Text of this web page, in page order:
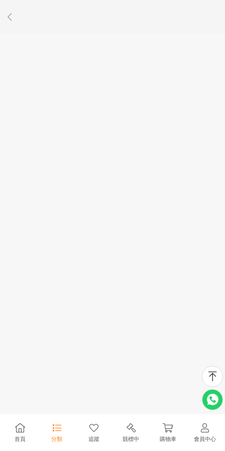
首頁 分類 追蹤 競標中 購物車 會員中心